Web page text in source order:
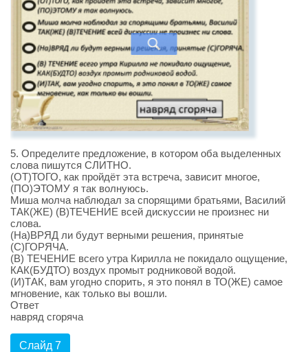
5. Определите предложение, в котором оба выделенных
слова пишутся СЛИТНО.
(ОТ)ТОГО, как пройдёт эта встреча, зависит многое,
(ПО)ЭТОМУ я так волнуюсь.
Миша молча наблюдал за спорящими братьями, Василий
ТАК(ЖЕ) (В)ТЕЧЕНИЕ всей дискуссии не произнес ни
слова.
(На)ВРЯД ли будут верными решения, принятые
(С)ГОРЯЧА.
(В) ТЕЧЕНИЕ всего утра Кирилла не покидало ощущение,
КАК(БУДТО) воздух промыт родниковой водой.
(И)ТАК, вам угодно спорить, я это понял в ТО(ЖЕ) самое
мгновение, как только вы вошли.
Ответ
навряд сгоряча
Слайд 7